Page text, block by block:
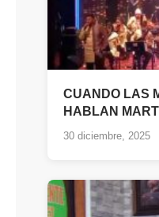
CUANDO LAS
HABLAN
30 diciembre, 2025